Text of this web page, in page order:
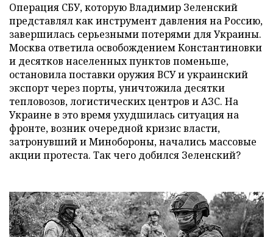
Операция СБУ, которую Владимир Зеленский
представлял как инструмент давления на Россию,
завершилась серьезными потерями для Украины.
Москва ответила освобождением Константиновки
и десятков населенных пунктов поменьше,
остановила поставки оружия ВСУ и украинский
экспорт через порты, уничтожила десятки
тепловозов, логистических центров и АЗС. На
Украине в это время ухудшилась ситуация на
фронте, возник очередной кризис власти,
затронувший и Минобороны, начались массовые
акции протеста. Так чего добился Зеленский?